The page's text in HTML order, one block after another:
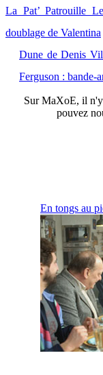
La Pat’ Patrouille
doublage de Valentina
Dune de Denis
Ferguson : bande-
SurMaXoE, il
pouvez
En tongs au